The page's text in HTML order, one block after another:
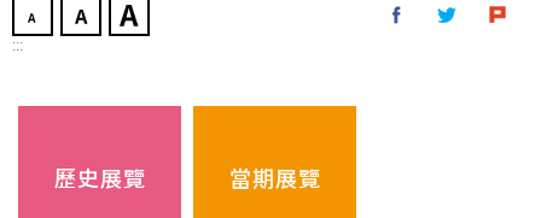
:::
歷史展覽 當期展覽